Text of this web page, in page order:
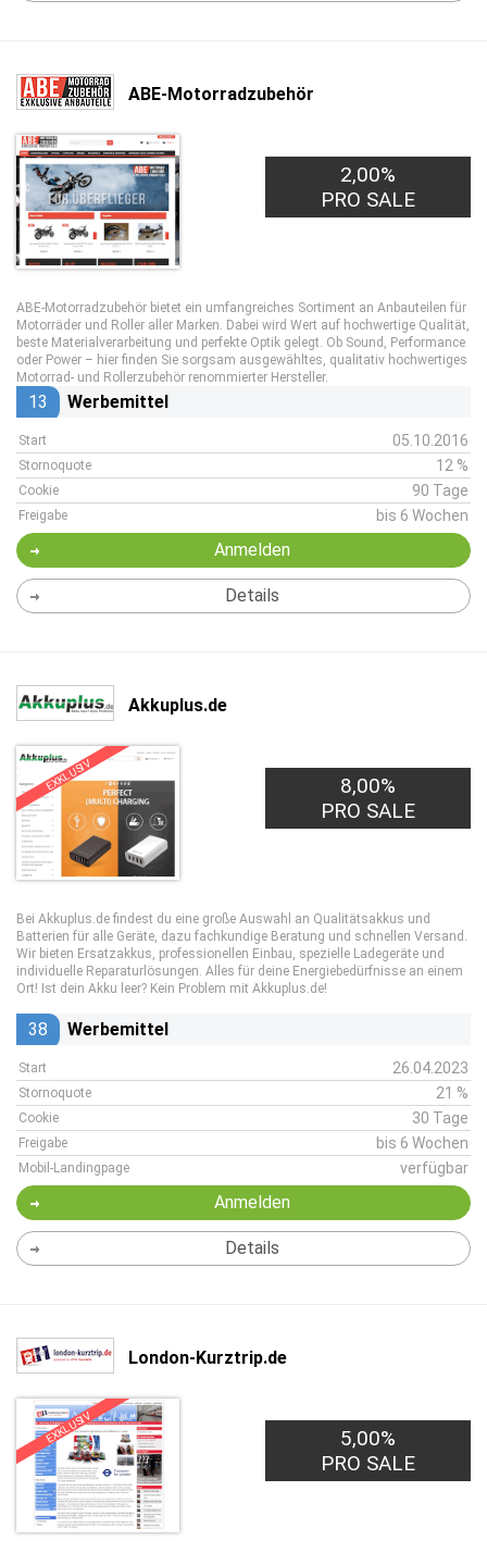
ABE-Motorradzubehör
2,00%
PRO SALE
ABE-Motorradzubehör bietet ein umfangreiches Sortiment an Anbauteilen für
Motorräder und Roller aller Marken. Dabei wird Wert auf hochwertige Qualität,
beste Materialverarbeitung und perfekte Optik gelegt. Ob Sound, Performance
oder Power – hier finden Sie sorgsam ausgewähltes, qualitativ hochwertiges
Motorrad- und Rollerzubehör renommierter Hersteller.
13 Werbemittel
Start 05.10.2016
Stornoquote 12 %
Cookie 90 Tage
Freigabe bis 6 Wochen
Anmelden
Details
Akkuplus.de
EXKLUSIV
8,00%
PRO SALE
Bei Akkuplus.de findest du eine große Auswahl an Qualitätsakkus und
Batterien für alle Geräte, dazu fachkundige Beratung und schnellen Versand.
Wir bieten Ersatzakkus, professionellen Einbau, spezielle Ladegeräte und
individuelle Reparaturlösungen. Alles für deine Energiebedürfnisse an einem
Ort! Ist dein Akku leer? Kein Problem mit Akkuplus.de!
38 Werbemittel
Start 26.04.2023
Stornoquote 21 %
Cookie 30 Tage
Freigabe bis 6 Wochen
Mobil-Landingpage verfügbar
Anmelden
Details
London-Kurztrip.de
EXKLUSIV
5,00%
PRO SALE